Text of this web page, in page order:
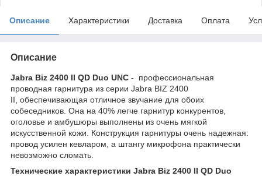
Описание Характеристики Доставка Оплата
Описание
Jabra Biz 2400 II QD Duo UNC -
профессиональная
проводная гарнитура из серии Jabra BIZ 2400
II, обеспечивающая отличное звучание для обоих
собеседников. Она на 40% легче гарнитур конкурентов,
оголовье и амбушюры выполнены из очень мягкой
искусственной кожи. Конструкция гарнитуры очень надежная:
провод усилен кевларом, а штангу микрофона практически
невозможно сломать.
Технические характеристики Jabra Biz 2400 II QD Duo